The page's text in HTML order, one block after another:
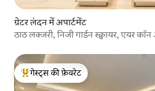
ग्रेटर लंदन में अपार्टमेंट
ठाठ लक्जरी, निजी गार्डन स्क्वायर, एयर
गेस्ट्स का टॉप फ़ेवरेट
गेस्ट्स की फ़ेवरेट